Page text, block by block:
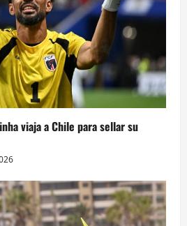
viaja a Chile para sellar su